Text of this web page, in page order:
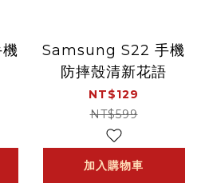
Samsung S22 手機
防摔殼清新花語
NT$129
NT$599
加入購物車